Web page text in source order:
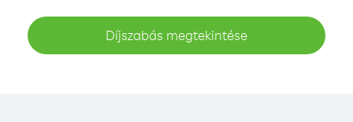
Díjszabás megtekintése